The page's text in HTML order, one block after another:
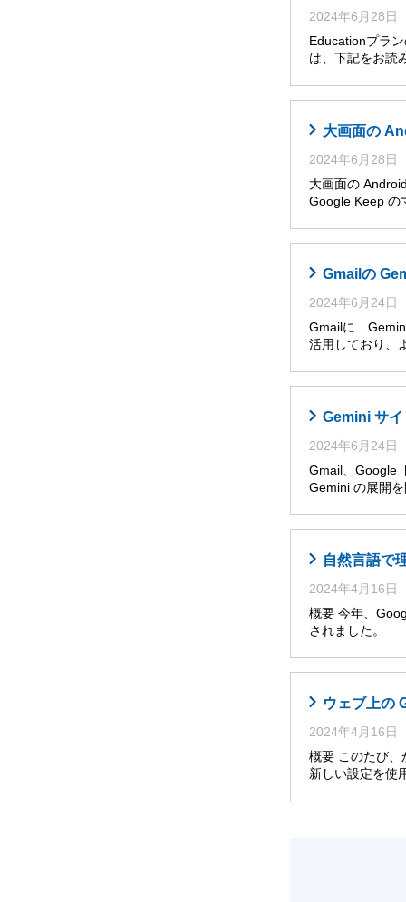
2024年6月28日
Educationプラ
は、下記をお
大画面の
2024年6月28日
大画面の
Google Keep の
Gmailの
2024年6月24日
Gmailに Gemini
活用しており、
Gemini サ
2024年6月24日
Gmail、Google
Gemini の展開
自然言語で
2024年4月16日
概要 今年、
されました。
ウェブ上の
2024年4月16日
概要 このたび、
新しい設定を使